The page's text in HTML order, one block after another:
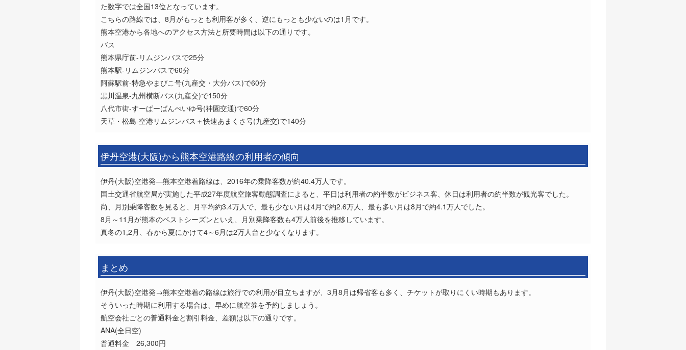
た数字では全国13位となっています。
こちらの路線では、8月がもっとも利用客が多く、逆にもっとも少ないのは1月です。
熊本空港から各地へのアクセス方法と所要時間は以下の通りです。
バス
熊本県庁前-リムジンバスで25分
熊本駅-リムジンバスで60分
阿蘇駅前-特急やまびこ号(九産交・大分バス)で60分
黒川温泉-九州横断バス(九産交)で150分
八代市街-すーぱーばんぺいゆ号(神園交通)で60分
天草・松島-空港リムジンバス＋快速あまくさ号(九産交)で140分
伊丹空港(大阪)から熊本空港路線の利用者の傾向
伊丹(大阪)空港発―熊本空港着路線は、2016年の乗降客数が約40.4万人です。
国土交通省航空局が実施した平成27年度航空旅客動態調査によると、平日は利用者の約半数がビジネス客、休日は利用者の約半数が観光客でした。
尚、月別乗降客数を見ると、月平均約3.4万人で、最も少ない月は4月で約2.6万人、最も多い月は8月で約4.1万人でした。
8月～11月が熊本のベストシーズンといえ、月別乗降客数も4万人前後を推移しています。
真冬の1,2月、春から夏にかけて4～6月は2万人台と少なくなります。
まとめ
伊丹(大阪)空港発→熊本空港着の路線は旅行での利用が目立ちますが、3月8月は帰省客も多く、チケットが取りにくい時期もあります。
そういった時期に利用する場合は、早めに航空券を予約しましょう。
航空会社ごとの普通料金と割引料金、差額は以下の通りです。
ANA(全日空)
普通料金 26,300円